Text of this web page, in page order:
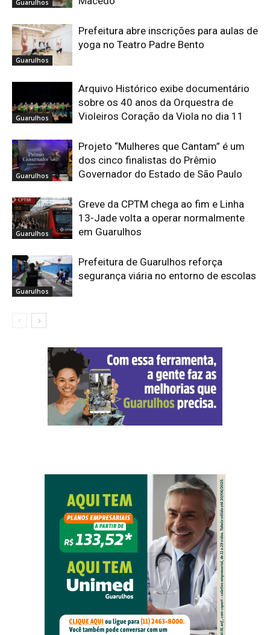
Guarulhos
Guarulhos
Prefeitura abre inscrições para aulas de
yoga no Teatro Padre Bento
Guarulhos
Arquivo Histórico exibe documentário
sobre os 40 anos da Orquestra de
Violeiros Coração da Viola no dia 11
Guarulhos
Projeto “Mulheres que Cantam” é um
dos cinco finalistas do Prêmio
Governador do Estado de São Paulo
Guarulhos
Greve da CPTM chega ao fim e Linha
13-Jade volta a operar normalmente
em Guarulhos
Guarulhos
Prefeitura de Guarulhos reforça
segurança viária no entorno de escolas